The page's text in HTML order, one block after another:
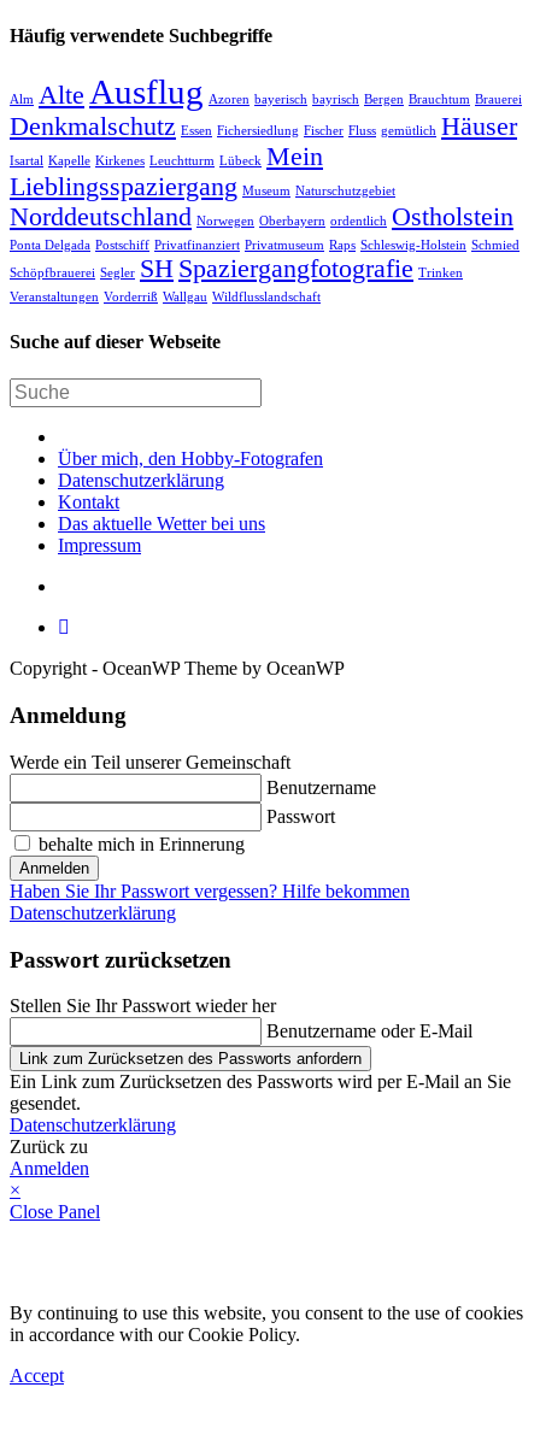
Häufig verwendete Suchbegriffe
Alm Alte Ausflug Azoren bayerisch bayrisch Bergen Brauchtum Brauerei
Denkmalschutz Essen Fichersiedlung Fischer Fluss gemütlich Häuser
Isartal Kapelle Kirkenes Leuchtturm Lübeck Mein
Lieblingsspaziergang Museum Naturschutzgebiet
Norddeutschland Norwegen Oberbayern ordentlich Ostholstein
Ponta Delgada Postschiff Privatfinanziert Privatmuseum Raps Schleswig-Holstein Schmied
Schöpfbrauerei Segler SH Spaziergangfotografie Trinken
Veranstaltungen Vorderriß Wallgau Wildflusslandschaft
Suche auf dieser Webseite
Über mich, den Hobby-Fotografen
Datenschutzerklärung
Kontakt
Das aktuelle Wetter bei uns
Impressum
Copyright - OceanWP Theme by OceanWP
Anmeldung
Werde ein Teil unserer Gemeinschaft
Benutzername
Passwort
behalte mich in Erinnerung
Anmelden
Haben Sie Ihr Passwort vergessen? Hilfe bekommen
Datenschutzerklärung
Passwort zurücksetzen
Stellen Sie Ihr Passwort wieder her
Benutzername oder E-Mail
Link zum Zurücksetzen des Passworts anfordern
Ein Link zum Zurücksetzen des Passworts wird per E-Mail an Sie
gesendet.
Datenschutzerklärung
Zurück zu
Anmelden
×
Close Panel
By continuing to use this website, you consent to the use of cookies
in accordance with our Cookie Policy.
Accept